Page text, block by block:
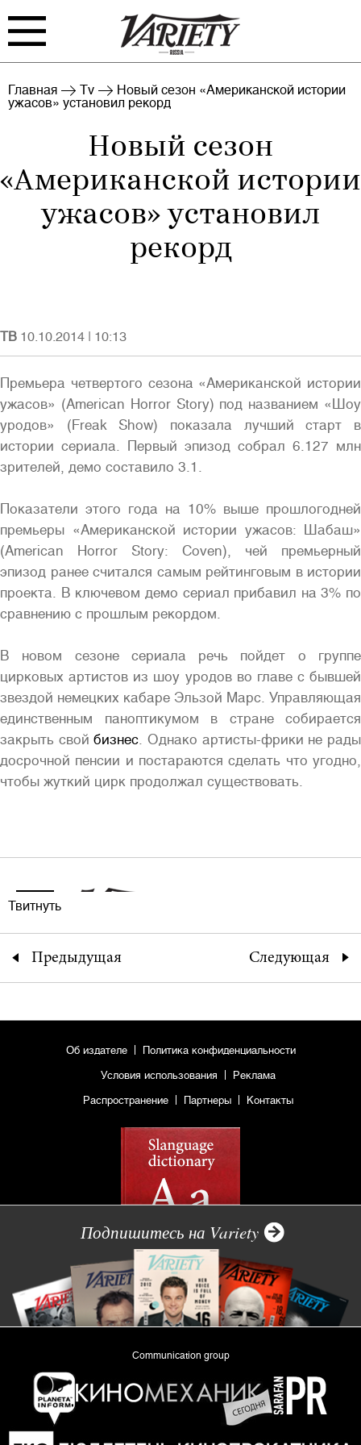
FILM TV
RANKING INDUSTRY
EVENTS ARCHIVE
Полная версия сайта
Главная Tv
Новый сезон «Американской истории
ужасов» установил рекорд
Новый сезон
«Американской истории
ужасов» установил
рекорд
ТВ 10.10.2014 | 10:13
Премьера четвертого сезона «Американской истории
ужасов» (American Horror Story) под названием «Шоу
уродов» (Freak Show) показала лучший старт в
истории сериала. Первый эпизод собрал 6.127 млн
зрителей, демо составило 3.1.
Показатели этого года на 10% выше прошлогодней
премьеры «Американской истории ужасов: Шабаш»
(American Horror Story: Coven), чей премьерный
эпизод ранее считался самым рейтинговым в истории
проекта. В ключевом демо сериал прибавил на 3% по
сравнению с прошлым рекордом.
В новом сезоне сериала речь пойдет о группе
цирковых артистов из шоу уродов во главе с бывшей
звездой немецких кабаре Эльзой Марс. Управляющая
единственным паноптикумом в стране собирается
закрыть свойбизнес. Однако артисты-фрики не рады
досрочной пенсии и постараются сделать что угодно,
чтобы жуткий цирк продолжал существовать.
Твитнуть
Предыдущая Следующая
Об издателе Политика конфиденциальности
Условия использования Реклама
Распространение Партнеры Контакты
Подпишитесь на Variety
Communication group
«Planeta Inform»